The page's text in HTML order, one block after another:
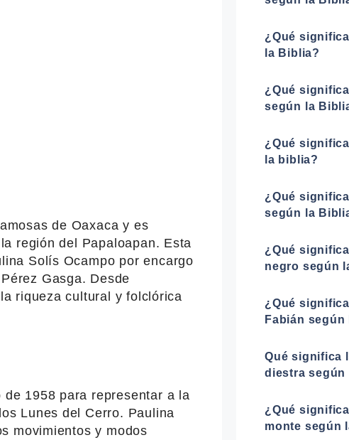
de Oaxaca y es
región del Papaloapan. Esta
Solís Ocampo por encargo
Gasga. Desde
riqueza cultural y folclórica
1958 para representar a la
Lunes del Cerro. Paulina
movimientos y modos
¿Qué
la Biblia?
¿Qué
según la
¿Qué
la biblia?
¿Qué
según la
¿Qué
negro según
¿Qué
Fabián según
Qué significa
diestra según
¿Qué
monte según